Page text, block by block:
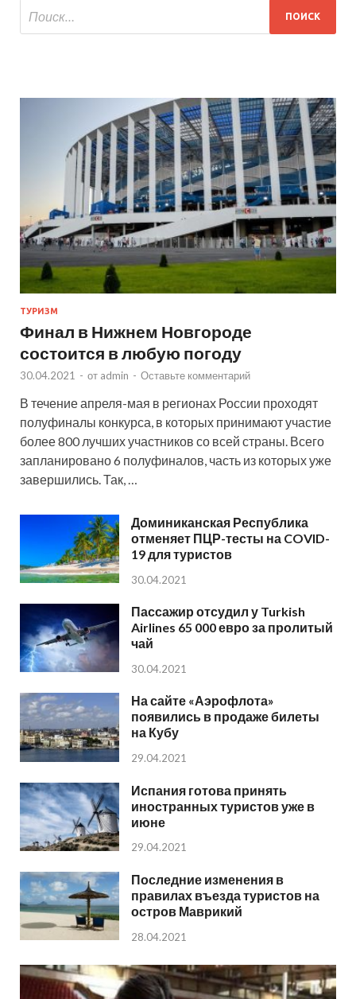
ТУРИЗМ
Финал в Нижнем Новгороде
состоится в любую погоду
30.04.2021 - от admin - Оставьте комментарий
В течение апреля-мая в регионах России проходят
полуфиналы конкурса, в которых принимают участие
более 800 лучших участников со всей страны. Всего
запланировано 6 полуфиналов, часть из которых уже
завершились. Так, …
Доминиканская Республика
отменяет ПЦР-тесты на COVID-
19 для туристов
30.04.2021
Пассажир отсудил у Turkish
Airlines 65 000 евро за пролитый
чай
30.04.2021
На сайте «Аэрофлота»
появились в продаже билеты
на Кубу
29.04.2021
Испания готова принять
иностранных туристов уже в
июне
29.04.2021
Последние изменения в
правилах въезда туристов на
остров Маврикий
28.04.2021